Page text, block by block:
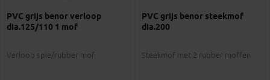
PVC grijs benor verloop
dia.125/110 1 mof
Verloop spie/rubber mof
PVC grijs benor steekmof
dia.200
Steekmof met 2 rubber moffen